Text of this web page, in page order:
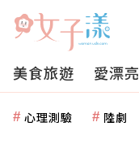
美食旅遊 愛漂亮
心理測驗 陸劇